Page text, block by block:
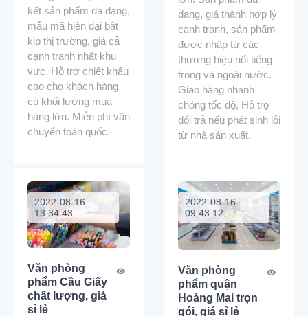
kết sản phẩm đa dạng,
mẫu mã hiện đại bắt
kịp thị trường, giá cả
cạnh tranh nhất khu
vực. Hỗ trợ chiết khấu
cao cho khách hàng
có khối lượng mua
hàng lớn. Miễn phí vận
chuyển toàn quốc.
dạng, giá thành hợp lý
cạnh tranh, sản phẩm
được nhập từ các
thương hiệu nổi tiếng
trong và ngoài nước.
Giao hàng nhanh
chóng tốc độ, Hỗ trợ
đổi trả nếu phát sinh lỗi
từ nhà sản xuất.
2022-08-16
13:34:43
Văn phòng
phẩm Cầu Giấy
chất lượng, giá
sỉ lẻ
2022-08-16
09:43:12
Văn phòng
phẩm quận
Hoàng Mai trọn
gói, giá sỉ lẻ